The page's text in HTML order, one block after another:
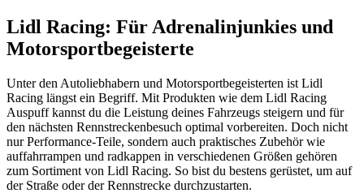
Lidl Racing: Für Adrenalinjunkies und
Motorsportbegeisterte
Unter den Autoliebhabern und Motorsportbegeisterten ist Lidl
Racing längst ein Begriff. Mit Produkten wie dem Lidl Racing
Auspuff kannst du die Leistung deines Fahrzeugs steigern und für
den nächsten Rennstreckenbesuch optimal vorbereiten. Doch nicht
nur Performance-Teile, sondern auch praktisches Zubehör wie
auffahrrampen und radkappen in verschiedenen Größen gehören
zum Sortiment von Lidl Racing. So bist du bestens gerüstet, um auf
der Straße oder der Rennstrecke durchzustarten.